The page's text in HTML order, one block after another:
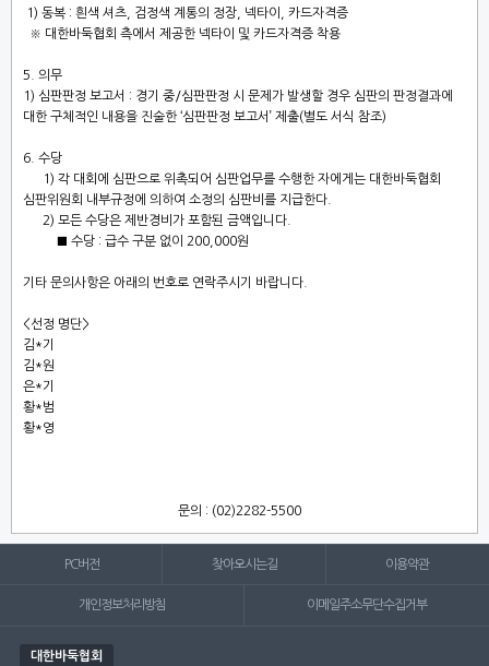
1) 동복 : 흰색 셔츠 검정색 계통의 정장 넥타이
카드자격증
※ 대한바둑협회 측에서 제공한 넥타이 및 카드자격증 착용
5. 의무
1) 심판판정 보고서 : 경기 중/심판판정 시 문제가 발생할 경우 심판의 판정결과에
대한 구체적인 내용을 진술한 ‘심판판정 보고서’ 제출(별도 서식 참조)
6. 수당
1) 각 대회에 심판으로 위촉되어 심판업무를 수행한 자에게는 대한바둑협회
심판위원회 내부규정에 의하여 소정의 심판비를 지급한다.
2) 모든 수당은 제반경비가 포함된 금액입니다.
■ 수당 : 급수 구분 없이 200,000원
기타 문의사항은 아래의 번호로 연락주시기 바랍니다
<선정 명단>
김*기
김*원
은*기
황*범
황*영
문의 : (02)2282-5500
PC버전 찾아오시는길 이용약관
개인정보처리방침 이메일주소무단수집거부
대한바둑협회